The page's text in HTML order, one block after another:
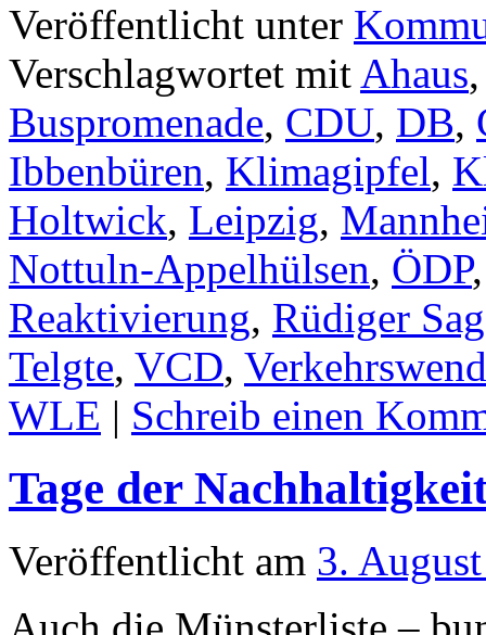
Veröffentlicht unter
Verschlagwortet mit Ahaus
Buspromenade, CDU, DB,
Ibbenbüren, Klimagipfel,
Holtwick, Leipzig,
Nottuln-Appelhülsen, ÖDP
Reaktivierung, Rüdiger
Telgte, VCD,
WLE | Schreib einen
Tage der
Veröffentlicht am 3.